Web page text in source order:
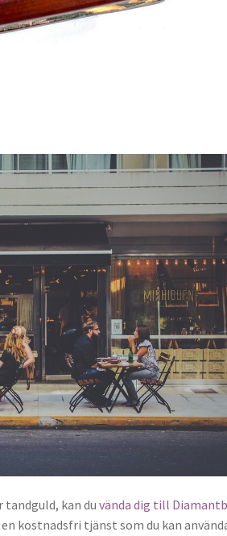
tandguld, kan duvända dig till
kostnadsfri tjänst som du kan